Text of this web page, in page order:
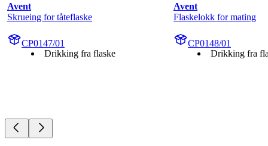
Avent
Skrueing for tåteflaske
CP0147/01
Drikking fra flaske
Avent
Flaskelokk for mating
CP0148/01
Drikking fra